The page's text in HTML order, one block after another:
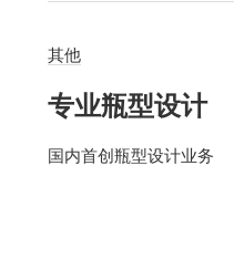
其他
专业瓶型设计
国内首创瓶型设计业务